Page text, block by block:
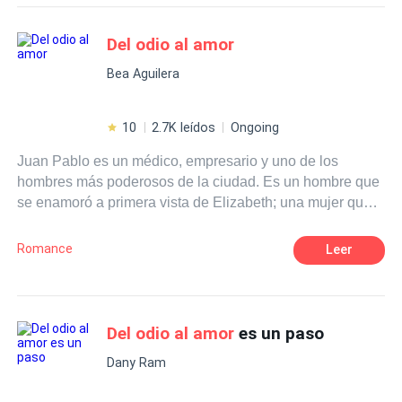
Millonario Instantáneo Rebelde
Del odio al amor
Bea Aguilera
10 2.7K leídos Ongoing
Juan Pablo es un médico, empresario y uno de los
hombres más poderosos de la ciudad. Es un hombre que
se enamoró a primera vista de Elizabeth; una mujer que
mujer lo cautivo con su belleza sin saber nada más de
ella, solo el ver el reflejo de su belleza Iluminado con la
mientras se dirigía a Ciudad Mónaco, no dejó de pensar
en la mujer que vio caminar justo al lado de su
camioneta. Elizabeth es una mujer hermosa, inteligente
Romance Leer
Del odio al amor es un paso
Dany Ram